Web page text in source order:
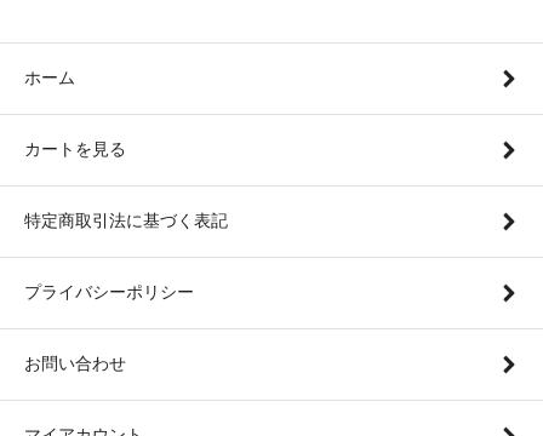
ホーム
カートを見る
特定商取引法に基づく表記
プライバシーポリシー
お問い合わせ